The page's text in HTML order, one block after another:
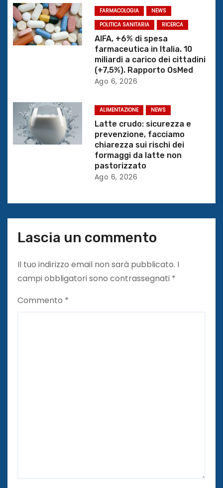
e
a
c
o
FARMACOLOGIA
NEWS
POLITICA SANITARIA
RICERCA
AIFA, +6% di spesa
farmaceutica in Italia. 10
miliardi a carico dei cittadini
(+7,5%). Rapporto OsMed
Ago 6, 2026
ALIMENTAZIONE NEWS
Latte crudo: sicurezza e
prevenzione, facciamo
chiarezza sui rischi dei
formaggi da latte non
pastorizzato
Ago 6, 2026
Lascia un commento
Il tuo indirizzo email non sarà pubblicato. I
campi obbligatori sono contrassegnati *
Commento *